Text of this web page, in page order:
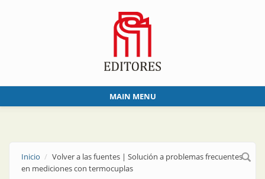
MAIN MENU
Inicio
Volver a las fuentes | Solución a problemas frecuentes
en mediciones con termocuplas